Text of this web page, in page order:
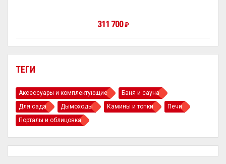
ТЕГИ
Аксессуары и комплектующие
Баня и сауна
Для сада
Дымоходы Камины и топки
Печи
Порталы и облицовка
311 700₽